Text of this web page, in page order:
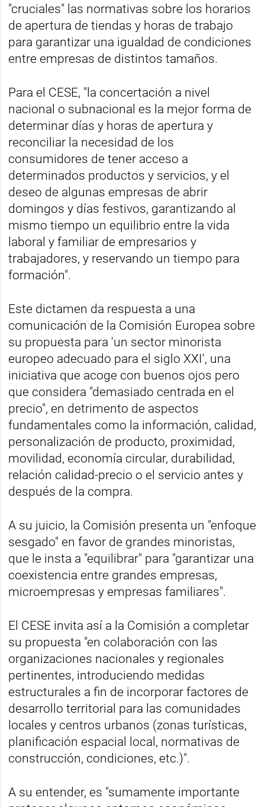
"cruciales" las normativas sobre los horarios
de apertura de tiendas y horas de trabajo
para garantizar una igualdad de condiciones
entre empresas de distintos tamaños.
Para el CESE, "la concertación a nivel
nacional o subnacional es la mejor forma de
determinar días y horas de apertura y
reconciliar la necesidad de los
consumidores de tener acceso a
determinados productos y servicios, y el
deseo de algunas empresas de abrir
domingos y días festivos, garantizando al
mismo tiempo un equilibrio entre la vida
laboral y familiar de empresarios y
trabajadores, y reservando un tiempo para
formación".
Este dictamen da respuesta a una
comunicación de la Comisión Europea sobre
su propuesta para 'un sector minorista
europeo adecuado para el siglo XXI', una
iniciativa que acoge con buenos ojos pero
que considera "demasiado centrada en el
precio", en detrimento de aspectos
fundamentales como la información, calidad,
personalización de producto, proximidad,
movilidad, economía circular, durabilidad,
relación calidad-precio o el servicio antes y
después de la compra.
A su juicio, la Comisión presenta un "enfoque
sesgado" en favor de grandes minoristas,
que le insta a "equilibrar" para "garantizar una
coexistencia entre grandes empresas,
microempresas y empresas familiares".
El CESE invita así a la Comisión a completar
su propuesta "en colaboración con las
organizaciones nacionales y regionales
pertinentes, introduciendo medidas
estructurales a fin de incorporar factores de
desarrollo territorial para las comunidades
locales y centros urbanos (zonas turísticas,
planificación espacial local, normativas de
construcción, condiciones, etc.)".
A su entender, es "sumamente importante